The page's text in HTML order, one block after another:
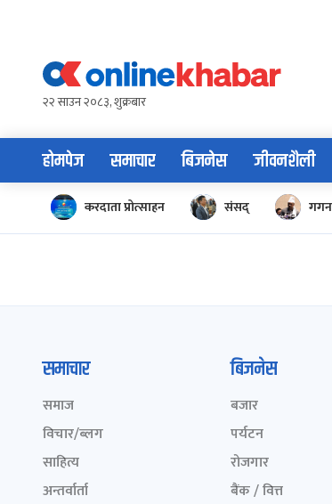
content२२ साउन २०८३, शुक्रबार
होमपेज समाचार बिजनेस जीवनशैली
करदाता प्रोत्साहन संसद् गगन
समाचार
समाज
विचार/ब्लग
साहित्य
अन्तर्वार्ता
बिजनेस
बजार
पर्यटन
रोजगार
बैंक / वित्त